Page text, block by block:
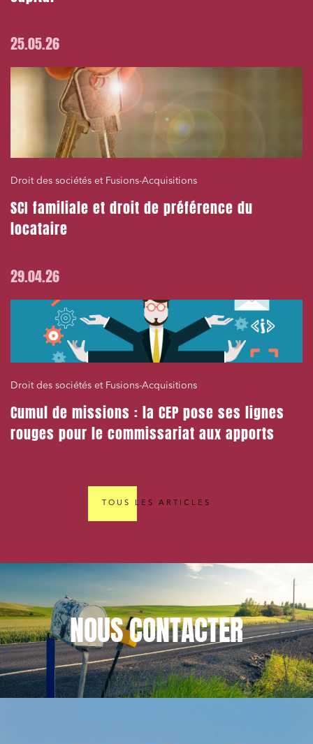
25.05.26
Droit des sociétés et Fusions-Acquisitions
SCI familiale et droit de préférence du
locataire
29.04.26
Droit des sociétés et Fusions-Acquisitions
Cumul de missions : la CEP pose ses lignes
rouges pour le commissariat aux apports
TOUS LES ARTICLES
NOUSCONTACTER